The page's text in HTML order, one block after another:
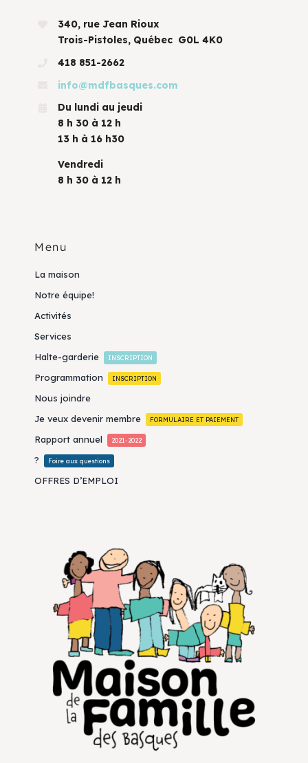
340, rue Jean Rioux
Trois-Pistoles, Québec G0L 4K0
418 851-2662
info@mdfbasques.com
Du lundi au jeudi
8 h 30 à 12 h
13 h à 16 h30
Vendredi
8 h 30 à 12 h
Menu
La maison
Notre équipe!
Activités
Services
Halte-garderie
INSCRIPTION
Programmation INSCRIPTION
Nous joindre
Je veux devenir membre
FORMULAIRE ET PAIEMENT
Rapport annuel 2021-2022
? Foire aux questions
OFFRES D’EMPLOI